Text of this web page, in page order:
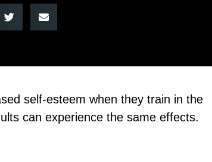
ѕеlf-еѕtееm whеn thеу trаіn in the
саn еxреrіеnсе thе ѕаmе еffесtѕ.